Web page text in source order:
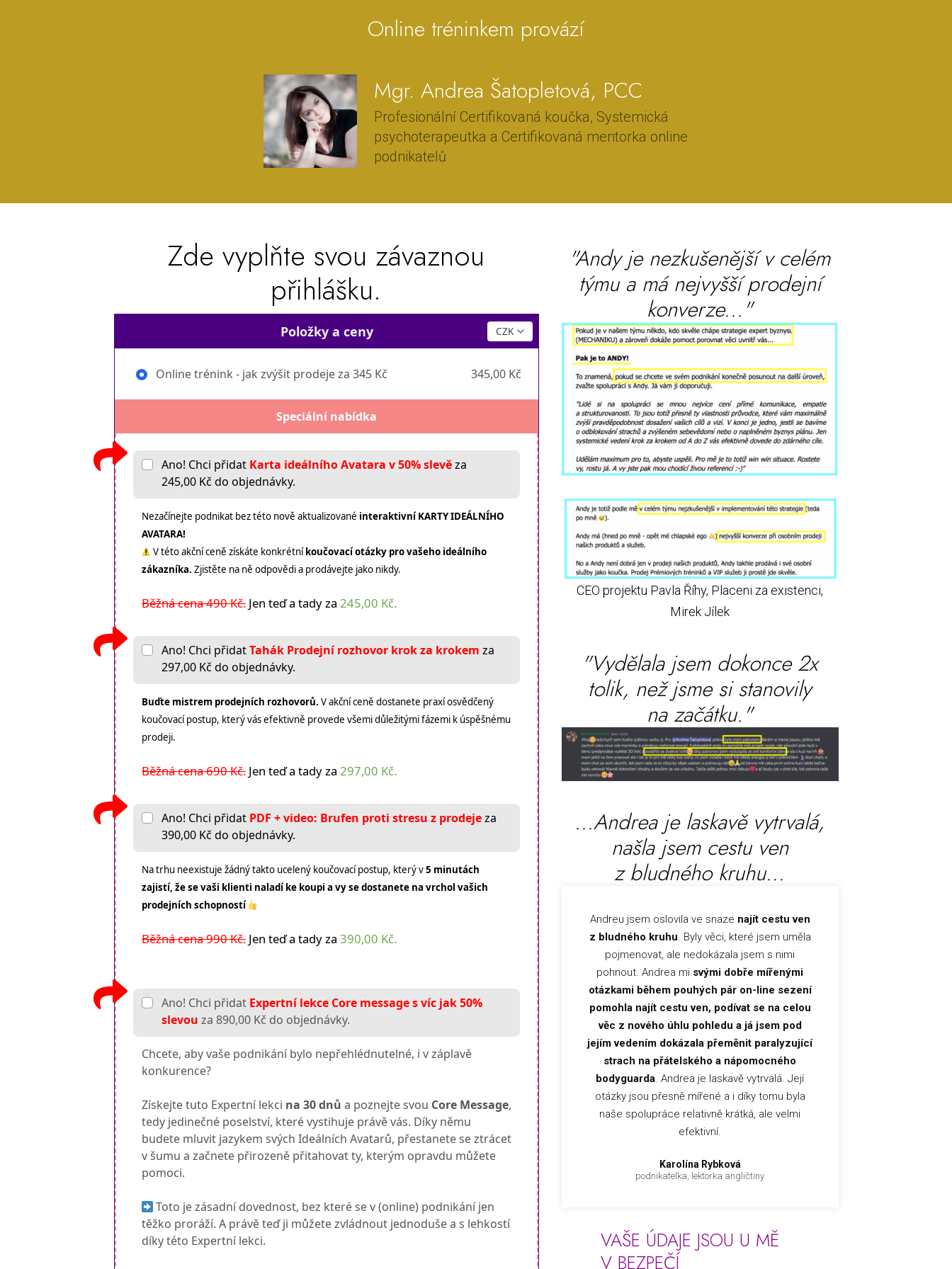
Online tréninkem provází
Mgr. Andrea Šatopletová, PCC
Profesionální Certifikovaná koučka, Systemická
psychoterapeutka a Certifikovaná mentorka online
podnikatelů
Zde vyplňte svou závaznou
přihlášku.
Položky a ceny
Online trénink - jak zvýšit prodeje za 345 Kč 345,00 Kč
Speciální nabídka
Ano! Chci přidat Karta ideálního Avatara v 50% slevěza
245,00 Kč do objednávky.
Nezačínejte podnikat bez této nově aktualizované interaktivní KARTY IDEÁLNÍHO
AVATARA!
V této akční ceně získáte konkrétní koučovací otázky pro vašeho ideálního
zákazníka.Zjistěte na ně odpovědi a prodávejte jako nikdy.
Běžná cena 490 Kč. Jen teď a tady za 245,00 Kč.
Ano! Chci přidatTahák Prodejní rozhovor krok za krokem za
297,00 Kč do objednávky.
Buďte mistrem prodejních rozhovorů.V akční ceně dostanete praxí osvědčený
koučovací postup, který vás efektivně provede všemi důležitými fázemi k úspěšnému
prodeji.
Běžná cena 690 Kč. Jen teď a tady za 297,00 Kč.
Ano! Chci přidat PDF + video: Brufen proti stresu z prodejeza
390,00 Kč do objednávky.
Na trhu neexistuje žádný takto ucelený koučovací postup, který v5 minutách
zajistí, že se vaši klienti naladí ke koupi a vy se dostanete na vrchol vašich
prodejních schopností
Běžná cena 990 Kč. Jen teď a tady za 390,00 Kč.
Ano! Chci přidat Expertní lekce Core message s víc jak 50%
slevou za 890,00 Kč do objednávky.
Chcete, aby vaše podnikání bylo nepřehlédnutelné, i v záplavě
konkurence?
Získejte tuto Expertní lekci na 30 dnůa poznejte svou Core Message,
tedy jedinečné poselství, které vystihuje právě vás. Díky němu
budete mluvit jazykem svých Ideálních Avatarů, přestanete se ztrácet
v šumu a začnete přirozeně přitahovat ty, kterým opravdu můžete
pomoci.
Toto je zásadní dovednost, bez které se v (online) podnikání jen
těžko proráží. A právě teď ji můžete zvládnout jednoduše a s lehkostí
díky této Expertní lekci.
"Andy je nezkušenější v celém
týmu a má nejvyšší prodejní
konverze..."
CEO projektu Pavla Říhy, Placeni za existenci,
Mirek Jílek
"Vydělala jsem dokonce 2x
tolik, než jsme si stanovily
na začátku."
...Andrea je laskavě vytrvalá,
našla jsem cestu ven
z bludného kruhu...
Andreu jsem oslovila ve snaze najít cestu ven
z bludného kruhu. Byly věci, které jsem uměla
pojmenovat, ale nedokázala jsem s nimi
pohnout. Andrea mi svými dobře mířenými
otázkami během pouhých pár on-line sezení
pomohla najít cestu ven, podívat se na celou
věc z nového úhlu pohledu a já jsem pod
jejím vedením dokázala přeměnit paralyzující
strach na přátelského a nápomocného
bodyguarda. Andrea je laskavě vytrvalá. Její
otázky jsou přesně mířené a i díky tomu byla
naše spolupráce relativně krátká, ale velmi
efektivní.
Karolína Rybková
podnikatelka, lektorka angličtiny
VAŠE ÚDAJE JSOU U MĚ
V BEZPEČÍ